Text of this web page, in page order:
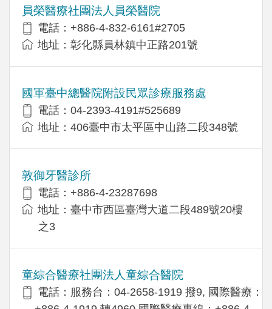
員榮醫療社團法人員榮醫院
電話：+886-4-832-6161#2705
地址：彰化縣員林鎮中正路201號
國軍臺中總醫院附設民眾診療服務處
電話：04-2393-4191#525689
地址：406臺中市太平區中山路二段348號
敦御牙醫診所
電話：+886-4-23287698
地址：臺中市西區臺灣大道二段489號20樓
之3
童綜合醫療社團法人童綜合醫院
電話：服務台：04-2658-1919 撥9, 國際醫療：